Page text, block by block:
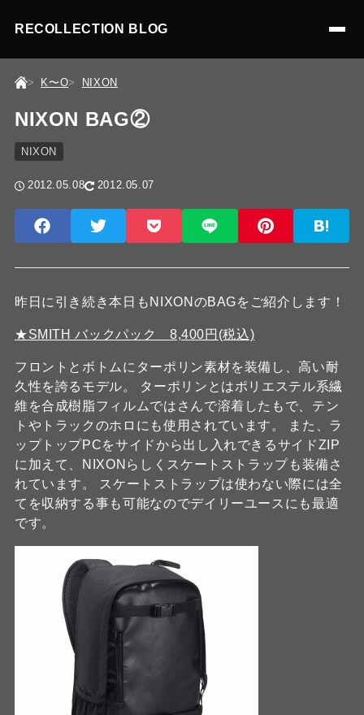
RECOLLECTION BLOG
K〜O NIXON
NIXON BAG②
NIXON
2012.05.08 2012.05.07
昨日に引き続き本日もNIXONのBAGをご紹介します！
★SMITH バックパック 8,400円(税込)
フロントとボトムにターポリン素材を装備し、高い耐
久性を誇るモデル。 ターポリンとはポリエステル系繊
維を合成樹脂フィルムではさんで溶着したもで、テン
トやトラックのホロにも使用されています。 また、ラ
ップトップPCをサイドから出し入れできるサイドZIP
に加えて、NIXONらしくスケートストラップも装備さ
れています。 スケートストラップは使わない際には全
てを収納する事も可能なのでデイリーユースにも最適
です。